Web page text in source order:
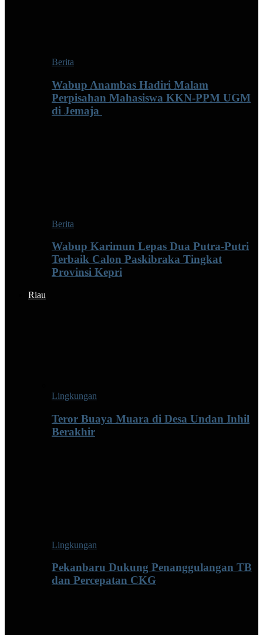
Berita
Wabup Anambas Hadiri Malam
Perpisahan Mahasiswa KKN-PPM UGM
di Jemaja ‎
Berita
Wabup Karimun Lepas Dua Putra-Putri
Terbaik Calon Paskibraka Tingkat
Provinsi Kepri
Riau
Lingkungan
Teror Buaya Muara di Desa Undan Inhil
Berakhir
Lingkungan
Pekanbaru Dukung Penanggulangan TB
dan Percepatan CKG